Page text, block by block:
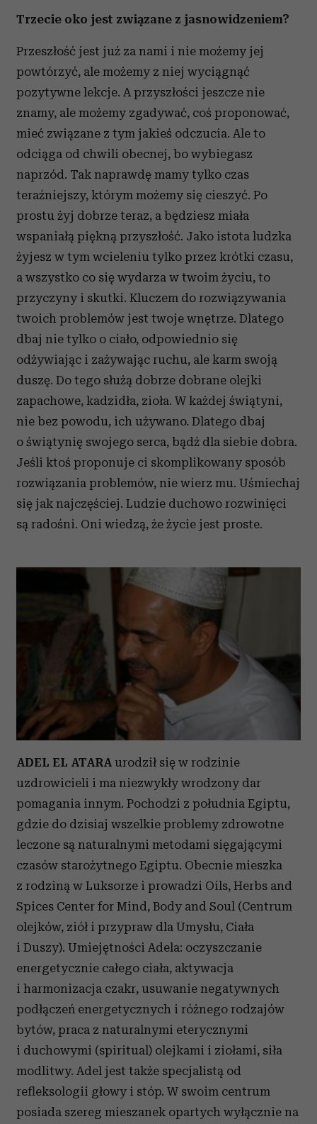
analizować ruch w naszej witrynie. Informacje o tym, jak
społecznościowym, reklamowym i analitycznym.
Partnerzy mogą połączyć te informacje z innymi danymi
otrzymanymi od Ciebie lub uzyskanymi podczas
korzystania z ich usług.
Trzecie oko jest związane z jasnowidzeniem?
Przeszłość jest już za nami i nie możemy jej
powtórzyć, ale możemy z niej wyciągnąć
pozytywne lekcje. A przyszłości jeszcze nie
znamy, ale możemy zgadywać, coś proponować,
mieć związane z tym jakieś odczucia. Ale to
odciąga od chwili obecnej, bo wybiegasz
naprzód. Tak naprawdę mamy tylko czas
teraźniejszy, którym możemy się cieszyć. Po
prostu żyj dobrze teraz, a będziesz miała
wspaniałą piękną przyszłość. Jako istota ludzka
żyjesz w tym wcieleniu tylko przez krótki czasu,
a wszystko co się wydarza w twoim życiu, to
przyczyny i skutki. Kluczem do rozwiązywania
twoich problemów jest twoje wnętrze. Dlatego
dbaj nie tylko o ciało, odpowiednio się
odżywiając i zażywając ruchu, ale karm swoją
duszę. Do tego służą dobrze dobrane olejki
zapachowe, kadzidła, zioła. W każdej świątyni,
nie bez powodu, ich używano. Dlatego dbaj
o świątynię swojego serca, bądź dla siebie dobra.
Jeśli ktoś proponuje ci skomplikowany sposób
rozwiązania problemów, nie wierz mu. Uśmiechaj
się jak najczęściej. Ludzie duchowo rozwinięci
są radośni. Oni wiedzą, że życie jest proste.
ADEL EL ATARA urodził się w rodzinie
uzdrowicieli i ma niezwykły wrodzony dar
pomagania innym. Pochodzi z południa Egiptu,
gdzie do dzisiaj wszelkie problemy zdrowotne
leczone są naturalnymi metodami sięgającymi
czasów starożytnego Egiptu. Obecnie mieszka
z rodziną w Luksorze i prowadzi Oils, Herbs and
Spices Center for Mind, Body and Soul (Centrum
olejków, ziół i przypraw dla Umysłu, Ciała
i Duszy). Umiejętności Adela: oczyszczanie
energetycznie całego ciała, aktywacja
i harmonizacja czakr, usuwanie negatywnych
podłączeń energetycznych i różnego rodzajów
bytów, praca z naturalnymi eterycznymi
i duchowymi (spiritual) olejkami i ziołami, siła
modlitwy. Adel jest także specjalistą od
refleksologii głowy i stóp. W swoim centrum
posiada szereg mieszanek opartych wyłącznie na